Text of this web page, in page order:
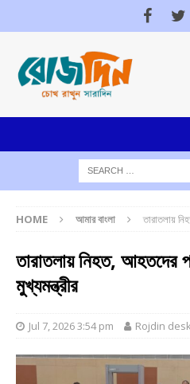
HOME আমার বাংলা তারাতলায়
তারাতলায় নিহত, আহতদের
মুখ্যমন্ত্রীর
Jul 7, 2026 3:54 pm Rojdin desk